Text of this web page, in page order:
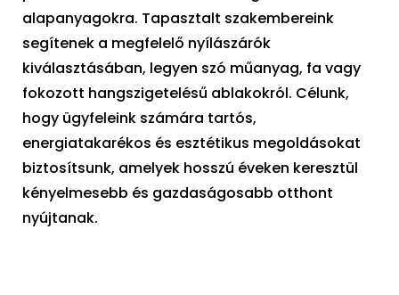
alapanyagokra. Tapasztalt szakembereink
segítenek a megfelelő nyílászárók
kiválasztásában, legyen szó műanyag, fa vagy
fokozott hangszigetelésű ablakokról. Célunk,
hogy ügyfeleink számára tartós,
energiatakarékos és esztétikus megoldásokat
biztosítsunk, amelyek hosszú éveken keresztül
kényelmesebb és gazdaságosabb otthont
nyújtanak.